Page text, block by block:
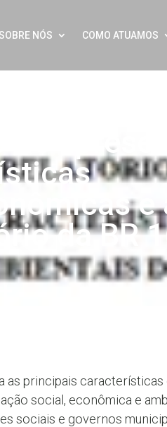
NÓS COMO ATUAMOS
de
da BR
Share
as principais
social, econômica e
sociais e governos